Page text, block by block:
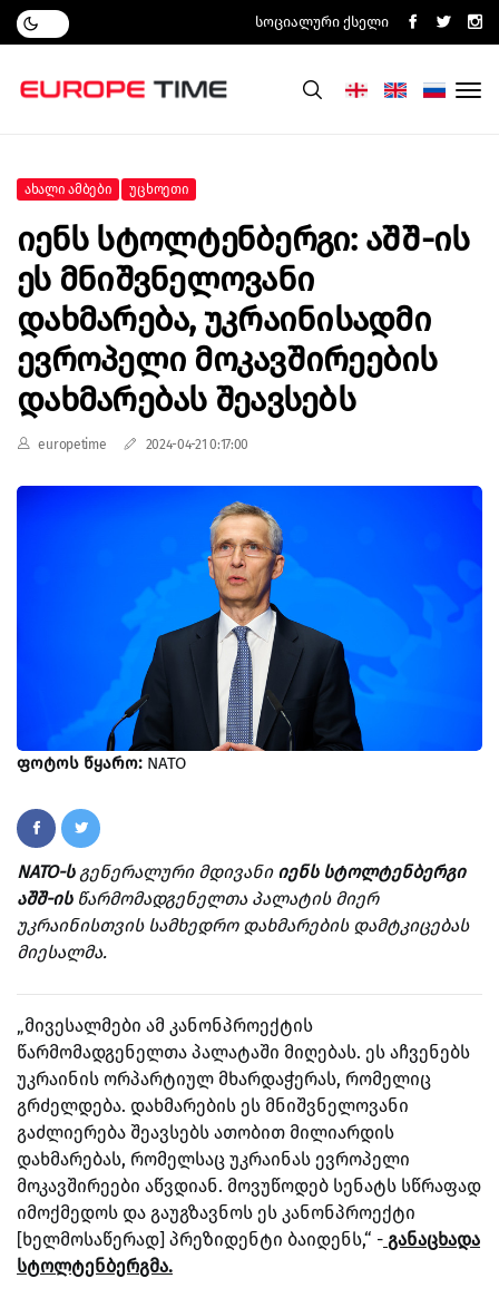
Სოციალური Ქსელი
Ახალი Ამბები Უცხოეთი
Იენს Სტოლტენბერგი: Აშშ-Ის
Ეს Მნიშვნელოვანი
Დახმარება, Უკრაინისადმი
Ევროპელი Მოკავშირეების
Დახმარებას Შეავსებს
europetime 2024-04-21 0:17:00
ფოტოს წყარო: NATO
NATO-სგენერალური მდივანი იენს სტოლტენბერგი
აშშ-ისწარმომადგენელთა პალატის მიერ
უკრაინისთვის სამხედრო დახმარების დამტკიცებას
მიესალმა.
„მივესალმები ამ კანონპროექტის
წარმომადგენელთა პალატაში მიღებას. ეს აჩვენებს
უკრაინის ორპარტიულ მხარდაჭერას, რომელიც
გრძელდება. დახმარების ეს მნიშვნელოვანი
გაძლიერება შეავსებს ათობით მილიარდის
დახმარებას, რომელსაც უკრაინას ევროპელი
მოკავშირეები აწვდიან. მოვუწოდებ სენატს სწრაფად
იმოქმედოს და გაუგზავნოს ეს კანონპროექტი
[ხელმოსაწერად] პრეზიდენტი ბაიდენს,“ - განაცხადა
სტოლტენბერგმა.